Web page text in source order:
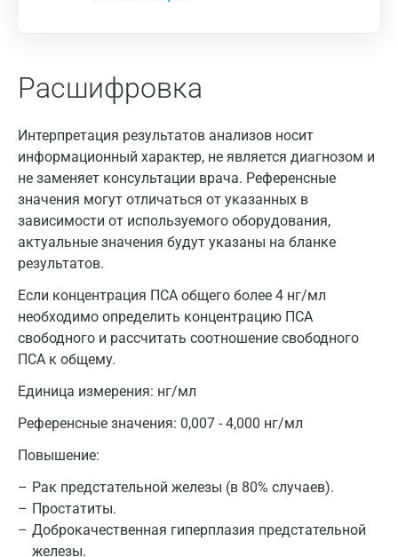
Расшифровка
Интерпретация результатов анализов носит
информационный характер, не является диагнозом и
не заменяет консультации врача. Референсные
значения могут отличаться от указанных в
зависимости от используемого оборудования,
актуальные значения будут указаны на бланке
результатов.
Если концентрация ПСА общего более 4 нг/мл
необходимо определить концентрацию ПСА
свободного и рассчитать соотношение свободного
ПСА к общему.
Единица измерения: нг/мл
Референсные значения: 0,007 - 4,000 нг/мл
Повышение:
Рак предстательной железы (в 80% случаев).
Простатиты.
Доброкачественная гиперплазия предстательной
железы.